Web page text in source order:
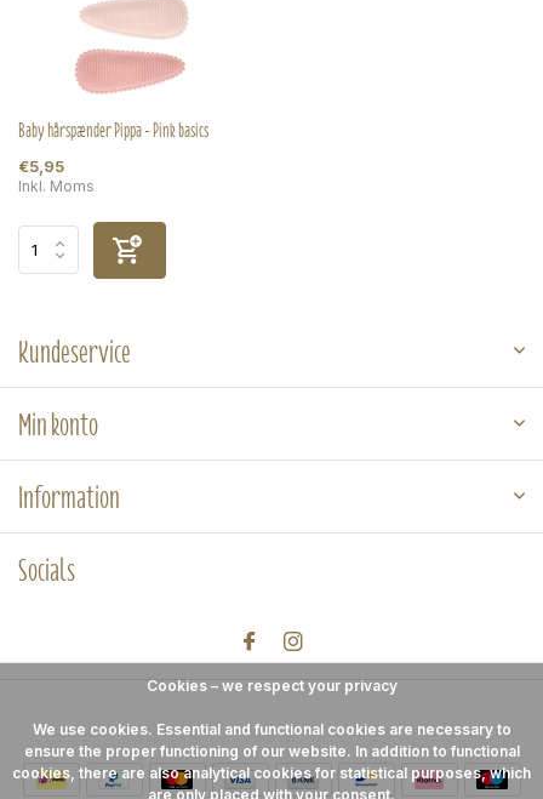
Baby hårspænder Pippa - Pink basics
€5,95
Inkl. Moms
Kundeservice
Min konto
Information
Socials
Cookies – we respect your privacy
We use cookies. Essential and functional cookies are necessary to
ensure the proper functioning of our website. In addition to functional
cookies, there are also analytical cookies for statistical purposes, which
are only placed with your consent.